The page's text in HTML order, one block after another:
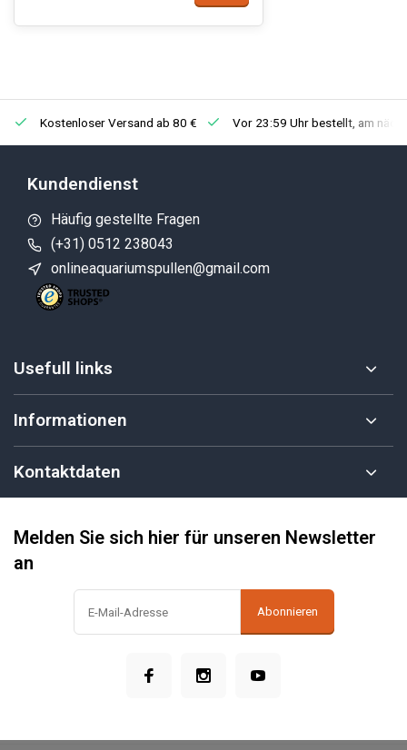
Kostenloser Versand ab 80 € Vor 23:59 Uhr bestellt, am
Kundendienst
Häufig gestellte Fragen
(+31) 0512 238043
onlineaquariumspullen@gmail.com
Usefull links
Informationen
Kontaktdaten
Melden Sie sich hier für unseren Newsletter
an
Abonnieren